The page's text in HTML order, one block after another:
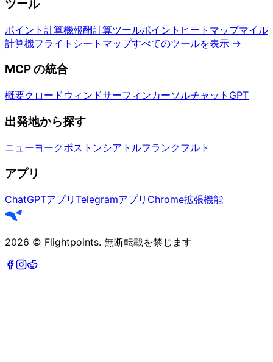
ツール
ポイント計算機報酬計算ツールポイントヒートマップマイル
計算機フライトシートマップすべてのツールを表示 →
MCP の統合
概要クロード ウィンドサーフィンカーソルチャットGPT
出発地から探す
ニューヨークボストンシアトルフランクフルト
アプリ
ChatGPTアプリ Telegramアプリ Chrome拡張機能
2026 © Flightpoints. 無断転載を禁じます